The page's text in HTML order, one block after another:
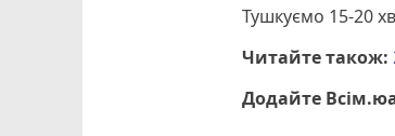
Тушкуємо 15-20
Читайте також:
Додайте